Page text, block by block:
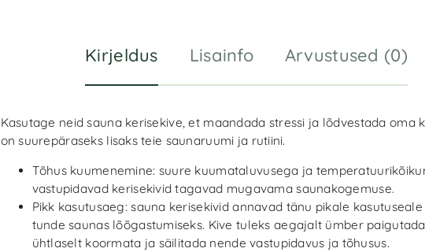
Kirjeldus Lisainfo Arvustused (0)
Kasutage neid sauna kerisekive, et maandada stressi ja lõdvestada oma
on suurepäraseks lisaks teie saunaruumi ja rutiini.
Tõhus kuumenemine: suure kuumataluvusega ja
vastupidavad kerisekivid tagavad mugavama saunakogemuse.
Pikk kasutusaeg: sauna kerisekivid annavad tänu pikale
tunde saunas lõõgastumiseks. Kive tuleks aegajalt ümber
ühtlaselt koormata ja säilitada nende vastupidavus ja tõhusus.